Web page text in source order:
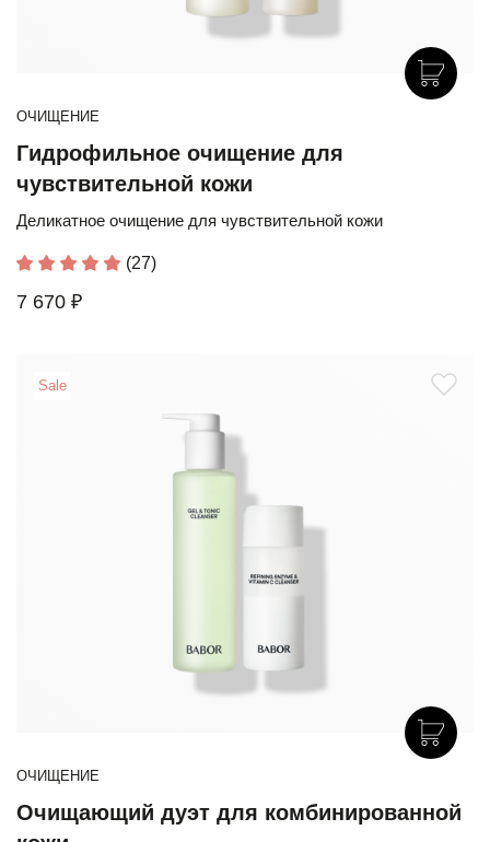
ОЧИЩЕНИЕ
Гидрофильное очищение для
чувствительной кожи
Деликатное очищение для чувствительной кожи
(27)
7 670 ₽
Sale
ОЧИЩЕНИЕ
Очищающий дуэт для комбинированной